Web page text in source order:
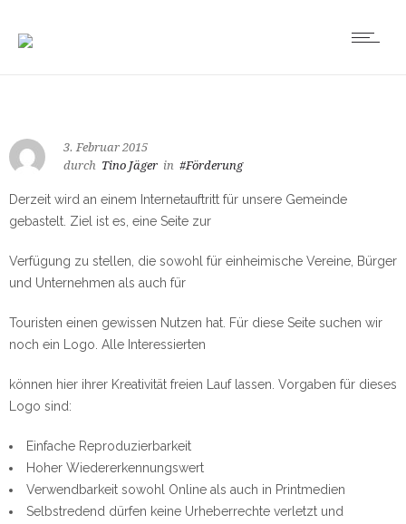
3. Februar 2015
durch Tino Jäger in #Förderung
Derzeit wird an einem Internetauftritt für unsere Gemeinde
gebastelt. Ziel ist es, eine Seite zur
Verfügung zu stellen, die sowohl für einheimische Vereine, Bürger
und Unternehmen als auch für
Touristen einen gewissen Nutzen hat. Für diese Seite suchen wir
noch ein Logo. Alle Interessierten
können hier ihrer Kreativität freien Lauf lassen. Vorgaben für dieses
Logo sind:
Einfache Reproduzierbarkeit
Hoher Wiedererkennungswert
Verwendbarkeit sowohl Online als auch in Printmedien
Selbstredend dürfen keine Urheberrechte verletzt und